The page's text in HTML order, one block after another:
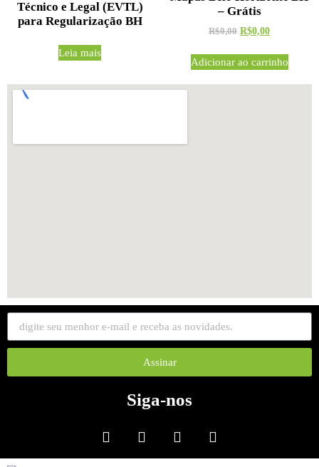
Técnico e Legal (EVTL)
para Regularização BH
Leia mais
– Grátis
R$0,00 R$0,00
Adicionar ao carrinho
Assinar
Siga-nos